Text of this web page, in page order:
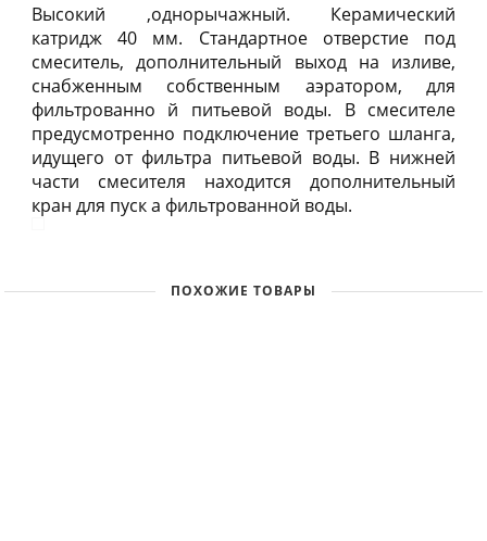
Высокий ,однорычажный. Керамический
катридж 40 мм. Стандартное отверстие под
смеситель, дополнительный выход на изливе,
снабженным собственным аэратором, для
фильтрованно й питьевой воды. В смесителе
предусмотренно подключение третьего шланга,
идущего от фильтра питьевой воды. В нижней
части смесителя находится дополнительный
кран для пуск а фильтрованной воды.
ПОХОЖИЕ ТОВАРЫ